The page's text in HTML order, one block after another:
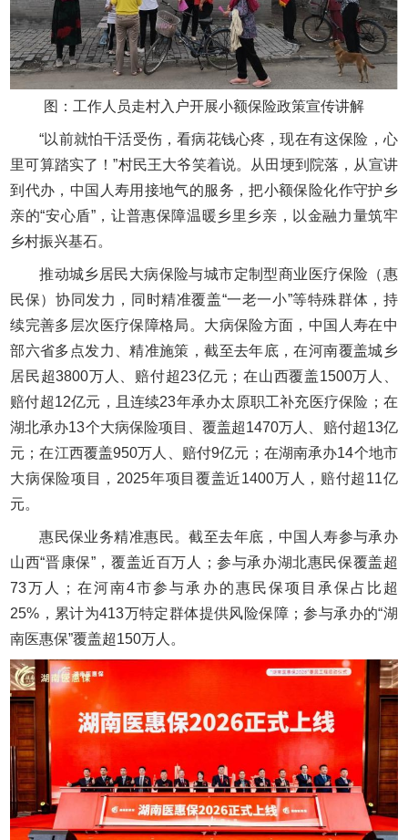
图：工作人员走村入户开展小额保险政策宣传讲解
“以前就怕干活受伤，看病花钱心疼，现在有这保险，心
里可算踏实了！”村民王大爷笑着说。从田埂到院落，从宣讲
到代办，中国人寿用接地气的服务，把小额保险化作守护乡
亲的“安心盾”，让普惠保障温暖乡里乡亲，以金融力量筑牢
乡村振兴基石。
推动城乡居民大病保险与城市定制型商业医疗保险（惠
民保）协同发力，同时精准覆盖“一老一小”等特殊群体，持
续完善多层次医疗保障格局。大病保险方面，中国人寿在中
部六省多点发力、精准施策，截至去年底，在河南覆盖城乡
居民超3800万人、赔付超23亿元；在山西覆盖1500万人、
赔付超12亿元，且连续23年承办太原职工补充医疗保险；在
湖北承办13个大病保险项目、覆盖超1470万人、赔付超13亿
元；在江西覆盖950万人、赔付9亿元；在湖南承办14个地市
大病保险项目，2025年项目覆盖近1400万人，赔付超11亿
元。
惠民保业务精准惠民。截至去年底，中国人寿参与承办
山西“晋康保”，覆盖近百万人；参与承办湖北惠民保覆盖超
73万人；在河南4市参与承办的惠民保项目承保占比超
25%，累计为413万特定群体提供风险保障；参与承办的“湖
南医惠保”覆盖超150万人。